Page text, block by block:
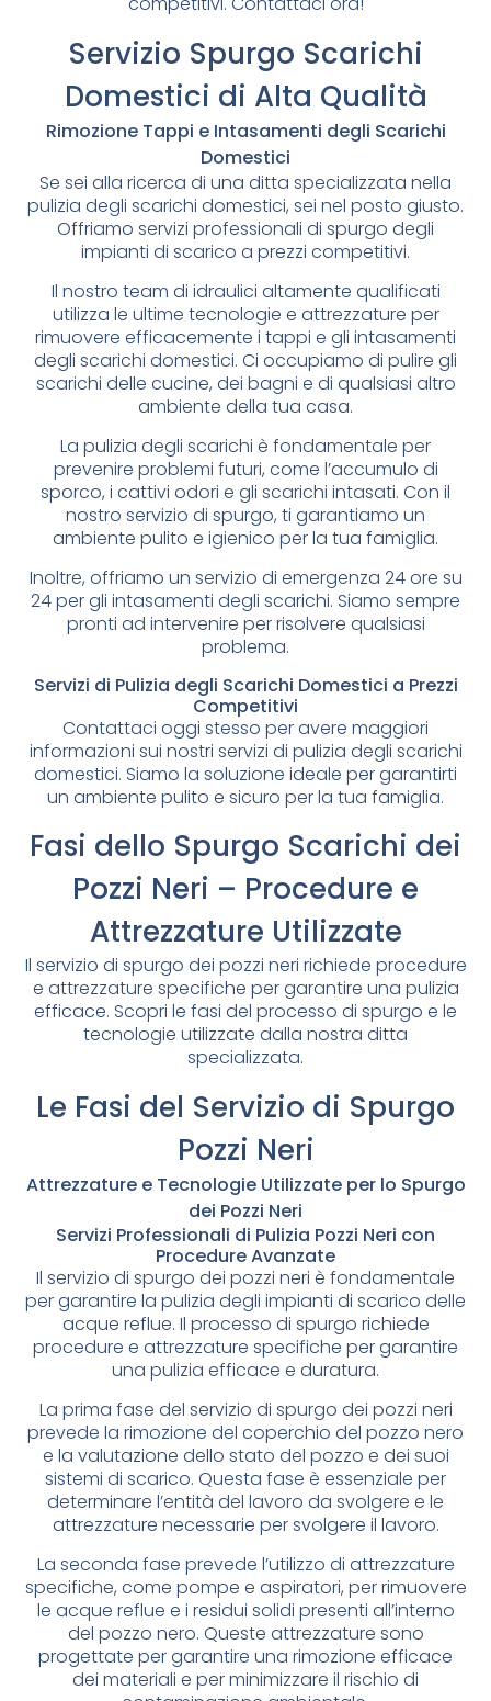
Servizio Spurgo Scarichi
Domestici di Alta Qualità
Rimozione Tappi e Intasamenti degli Scarichi
Domestici
Se sei alla ricerca di una ditta specializzata nella
pulizia degli scarichi domestici, sei nel posto giusto.
Offriamo servizi professionali di spurgo degli
impianti di scarico a prezzi competitivi.
Il nostro team di idraulici altamente qualificati
utilizza le ultime tecnologie e attrezzature per
rimuovere efficacemente i tappi e gli intasamenti
degli scarichi domestici. Ci occupiamo di pulire gli
scarichi delle cucine, dei bagni e di qualsiasi altro
ambiente della tua casa.
La pulizia degli scarichi è fondamentale per
prevenire problemi futuri, come l’accumulo di
sporco, i cattivi odori e gli scarichi intasati. Con il
nostro servizio di spurgo, ti garantiamo un
ambiente pulito e igienico per la tua famiglia.
Inoltre, offriamo un servizio di emergenza 24 ore su
24 per gli intasamenti degli scarichi. Siamo sempre
pronti ad intervenire per risolvere qualsiasi
problema.
Servizi di Pulizia degli Scarichi Domestici a Prezzi
Competitivi
Contattaci oggi stesso per avere maggiori
informazioni sui nostri servizi di pulizia degli scarichi
domestici. Siamo la soluzione ideale per garantirti
un ambiente pulito e sicuro per la tua famiglia.
Fasi dello Spurgo Scarichi dei
Pozzi Neri – Procedure e
Attrezzature Utilizzate
Il servizio di spurgo dei pozzi neri richiede procedure
e attrezzature specifiche per garantire una pulizia
efficace. Scopri le fasi del processo di spurgo e le
tecnologie utilizzate dalla nostra ditta
specializzata.
Le Fasi del Servizio di Spurgo
Pozzi Neri
Attrezzature e Tecnologie Utilizzate per lo Spurgo
dei Pozzi Neri
Servizi Professionali di Pulizia Pozzi Neri con
Procedure Avanzate
Il servizio di spurgo dei pozzi neri è fondamentale
per garantire la pulizia degli impianti di scarico delle
acque reflue. Il processo di spurgo richiede
procedure e attrezzature specifiche per garantire
una pulizia efficace e duratura.
La prima fase del servizio di spurgo dei pozzi neri
prevede la rimozione del coperchio del pozzo nero
e la valutazione dello stato del pozzo e dei suoi
sistemi di scarico. Questa fase è essenziale per
determinare l’entità del lavoro da svolgere e le
attrezzature necessarie per svolgere il lavoro.
La seconda fase prevede l’utilizzo di attrezzature
specifiche, come pompe e aspiratori, per rimuovere
le acque reflue e i residui solidi presenti all’interno
del pozzo nero. Queste attrezzature sono
progettate per garantire una rimozione efficace
dei materiali e per minimizzare il rischio di